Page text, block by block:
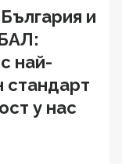
и
най-
стандарт
у нас